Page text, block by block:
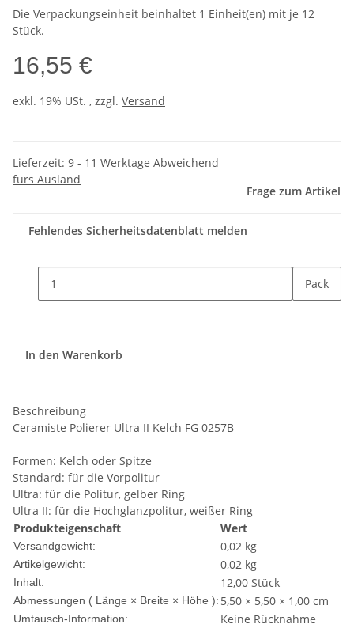
Die Verpackungseinheit beinhaltet 1 Einheit(en) mit je 12
Stück.
16,55 €
exkl. 19% USt. , zzgl. Versand
Lieferzeit: 9 - 11 Werktage Abweichend
fürs Ausland
Frage zum Artikel
Fehlendes Sicherheitsdatenblatt melden
Pack
In den Warenkorb
Beschreibung
Ceramiste Polierer Ultra II Kelch FG 0257B
Formen: Kelch oder Spitze
Standard: für die Vorpolitur
Ultra: für die Politur, gelber Ring
Ultra II: für die Hochglanzpolitur, weißer Ring
Produkteigenschaft
Wert
Versandgewicht: 0,02 kg
Artikelgewicht: 0,02 kg
Inhalt: 12,00 Stück
Abmessungen ( Länge × Breite × Höhe ): 5,50 × 5,50 × 1,00 cm
Umtausch-Information:
Keine Rücknahme